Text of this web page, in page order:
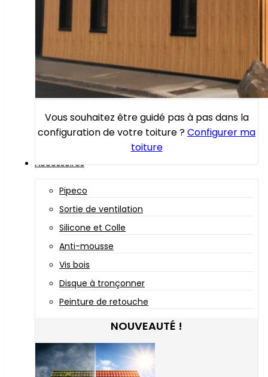
Vous souhaitez être guidé pas à pas dans la
configuration de votre toiture ?Configurer ma
toiture
Accessoires
Pipeco
Sortie de ventilation
Silicone et Colle
Anti-mousse
Vis bois
Disque à tronçonner
Peinture de retouche
NOUVEAUTÉ !